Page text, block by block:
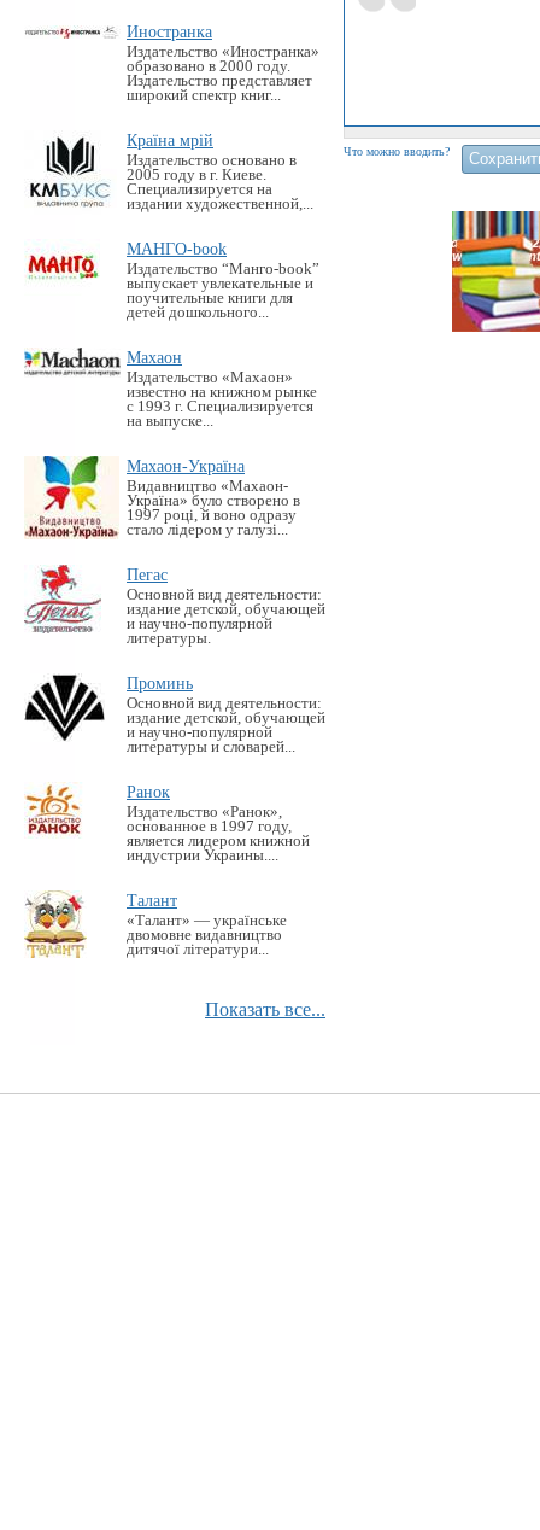
Иностранка
Издательство «Иностранка»
образовано в 2000 году.
Издательство представляет
широкий спектр книг...
Країна мрій
Издательство основано в
2005 году в г. Киеве.
Специализируется на
издании художественной,...
МАНГО-book
Издательство “Манго-book”
выпускает увлекательные и
поучительные книги для
детей дошкольного...
Махаон
Издательство «Махаон»
известно на книжном рынке
с 1993 г. Специализируется
на выпуске...
Махаон-Україна
Видавництво «Махаон-
Україна» було створено в
1997 році, й воно одразу
стало лідером у галузі...
Пегас
Основной вид деятельности:
издание детской, обучающей
и научно-популярной
литературы.
Проминь
Основной вид деятельности:
издание детской, обучающей
и научно-популярной
литературы и словарей...
Ранок
Издательство «Ранок»,
основанное в 1997 году,
является лидером книжной
индустрии Украины....
Талант
«Талант» — українське
двомовне видавництво
дитячої літератури...
Показать все...
Что можно вводить?